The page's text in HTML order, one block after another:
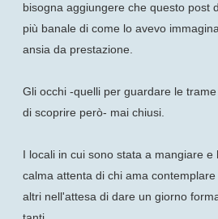
bisogna aggiungere che questo post
più banale di come lo avevo
ansia da prestazione.
Gli occhi -quelli per guardare le
di scoprire però- mai chiusi.
I locali in cui sono stata a mangiare e
calma attenta di chi ama
altri nell'attesa di dare un giorno